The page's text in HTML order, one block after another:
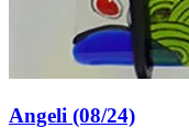
Angeli (08/24)